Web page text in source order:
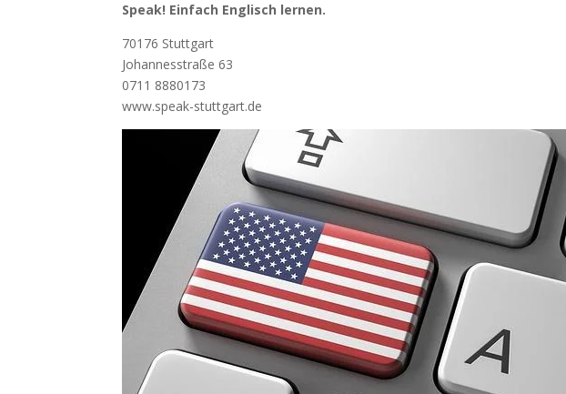
Speak! Einfach Englisch lernen.
70176 Stuttgart
Johannesstraße 63
0711 8880173
www.speak-stuttgart.de